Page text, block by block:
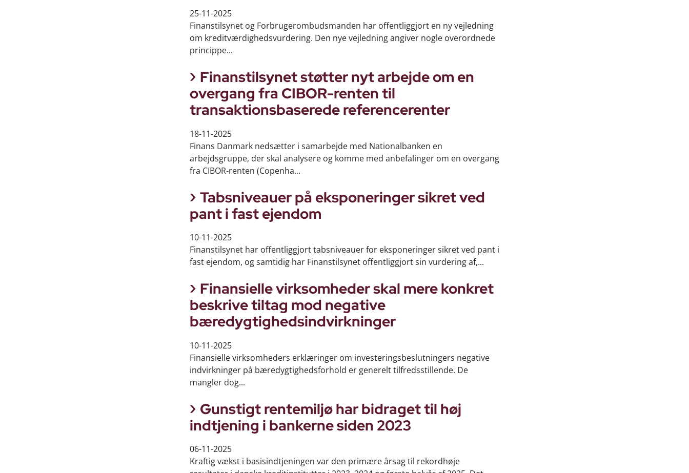
25-11-2025
Finanstilsynet og Forbrugerombudsmanden har offentliggjort en ny vejledning
om kreditværdighedsvurdering. Den nye vejledning angiver nogle overordnede
princippe...
Finanstilsynet støtter nyt arbejde om en
overgang fra CIBOR-renten til
transaktionsbaserede referencerenter
18-11-2025
Finans Danmark nedsætter i samarbejde med Nationalbanken en
arbejdsgruppe, der skal analysere og komme med anbefalinger om en overgang
fra CIBOR-renten (Copenha...
Tabsniveauer på eksponeringer sikret ved
pant i fast ejendom
10-11-2025
Finanstilsynet har offentliggjort tabsniveauer for eksponeringer sikret ved pant i
fast ejendom, og samtidig har Finanstilsynet offentliggjort sin vurdering af,...
Finansielle virksomheder skal mere konkret
beskrive tiltag mod negative
bæredygtighedsindvirkninger
10-11-2025
Finansielle virksomheders erklæringer om investeringsbeslutningers negative
indvirkninger på bæredygtighedsforhold er generelt tilfredsstillende. De
mangler dog...
Gunstigt rentemiljø har bidraget til høj
indtjening i bankerne siden 2023
06-11-2025
Kraftig vækst i basisindtjeningen var den primære årsag til rekordhøje